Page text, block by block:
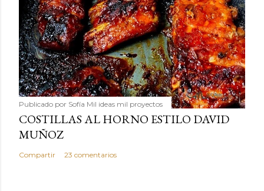
Publicado por Sofía Mil ideas mil proyectos
COSTILLAS AL HORNO ESTILO DAVID
MUÑOZ
Compartir 23 comentarios